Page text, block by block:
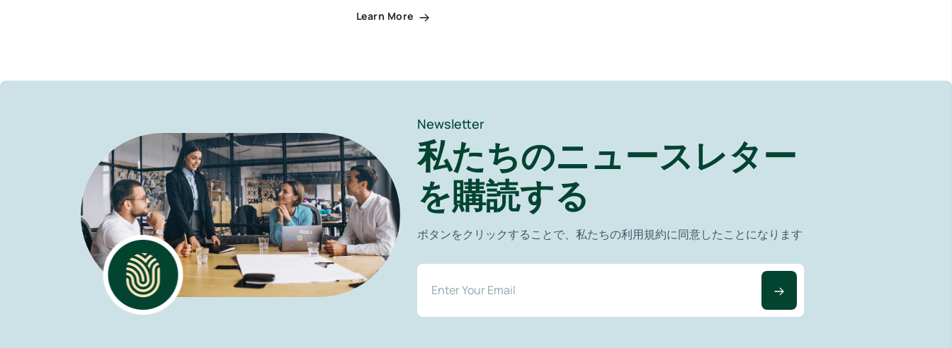
Learn More
Newsletter
私たちのニュースレター
を購読する
ボタンをクリックすることで、私たちの利用規約に同意したことになります